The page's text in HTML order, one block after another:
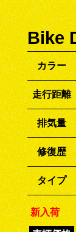
Bike
カラー
走行距離
排気量
修復歴
タイプ
新入荷